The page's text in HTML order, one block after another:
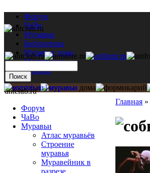
Форум
ЧаВо
Муравьи
Библиотека
Муравьи дома
Мастерская
Каталог
Главная »
antclub.ru
Форум
ЧаВо
Муравьи
Атлас муравьёв
Строение
муравья
Муравейник в
разрезе